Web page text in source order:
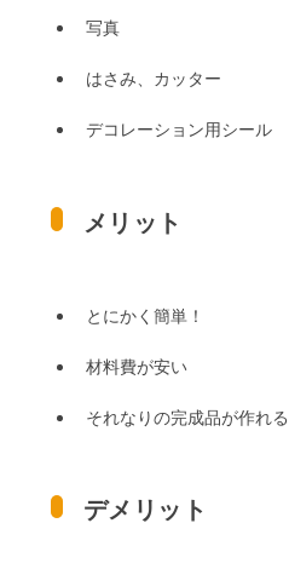
写真
はさみ、カッター
デコレーション用シール
メリット
とにかく簡単！
材料費が安い
それなりの完成品が作れる
デメリット